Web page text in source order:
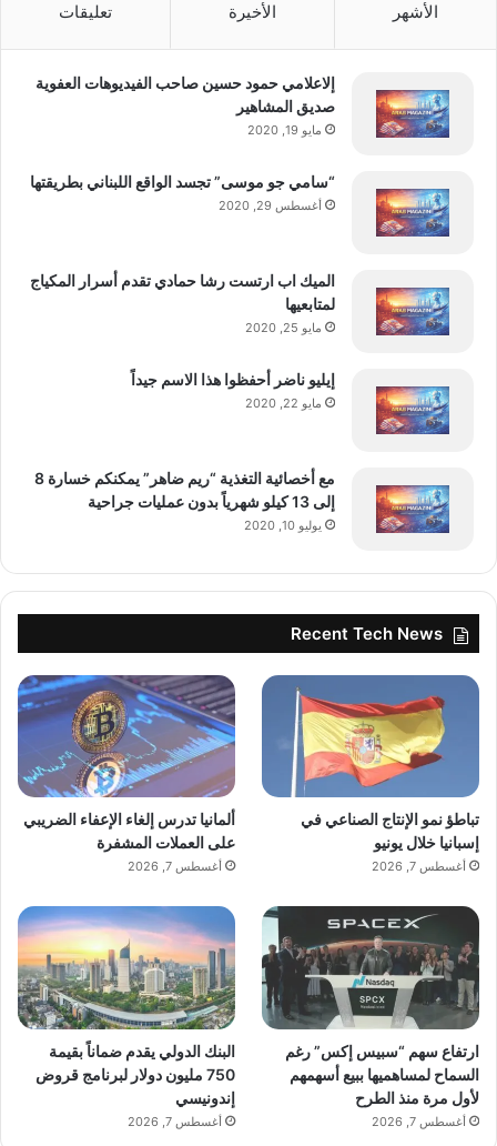
الأشهر الأخيرة تعليقات
إلاعلامي حمود حسين صاحب الفيديوهات العفوية
صديق المشاهير
مايو 19, 2020
“سامي جو موسى” تجسد الواقع اللبناني بطريقتها
أغسطس 29, 2020
الميك اب ارتست رشا حمادي تقدم أسرار المكياج
لمتابعيها
مايو 25, 2020
إيليو ناضر أحفظوا هذا الاسم جيداً
مايو 22, 2020
مع أخصائية التغذية “ريم ضاهر” يمكنكم خسارة 8
إلى 13 كيلو شهرياً بدون عمليات جراحية
يوليو 10, 2020
Recent Tech News
تباطؤ نمو الإنتاج الصناعي في
إسبانيا خلال يونيو
أغسطس 7, 2026
ألمانيا تدرس إلغاء الإعفاء الضريبي
على العملات المشفرة
أغسطس 7, 2026
ارتفاع سهم “سبيس إكس” رغم
السماح لمساهميها ببيع أسهمهم
لأول مرة منذ الطرح
أغسطس 7, 2026
البنك الدولي يقدم ضماناً بقيمة
750 مليون دولار لبرنامج قروض
إندونيسي
أغسطس 7, 2026